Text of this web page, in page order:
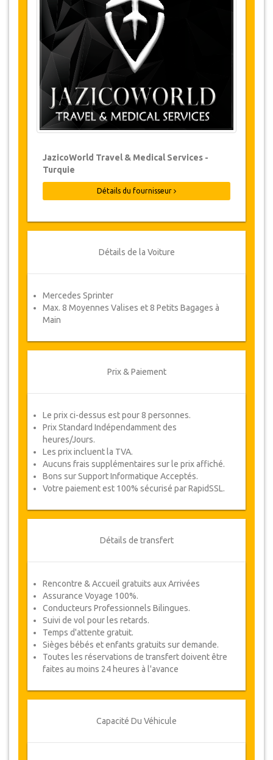
Les modifications de réservations peuvent
être possibles si l’avis est donné à temps.
Pour plus d'informations veuillez nous
contacter.
Pour toutes les annulations faites au
moins 24 heures à l’avance, il n‘y aura
pas de frais, même si la réservation a été
confirmée. L'annulation ne peut être faite
que par écrit en envoyant un courrier
électronique.
moins de 24 heures avant le transfert.
Dans de tels cas, les paiements sont non-
remboursables.
De temps en temps, JazicoWorld peut
ou un remboursement complet.
Une fois votre paiement effectué, vous serez
redirigé vers détails YourCard pour entrer vos
votre Coupon de service automatiquement.
JazicoWorld Travel & Medical Services -
Turquie
Détails du fournisseur
Détails de la Voiture
Mercedes Sprinter
Max. 8 Moyennes Valises et 8 Petits Bagages à
Main
Prix & Paiement
Le prix ci-dessus est pour 8 personnes.
Prix Standard Indépendamment des
heures/Jours.
Les prix incluent la TVA.
Aucuns frais supplémentaires sur le prix affiché.
Bons sur Support Informatique Acceptés.
Votre paiement est 100% sécurisé par RapidSSL.
Détails de transfert
Rencontre & Accueil gratuits aux Arrivées
Assurance Voyage 100%.
Conducteurs Professionnels Bilingues.
Suivi de vol pour les retards.
Temps d'attente gratuit.
Sièges bébés et enfants gratuits sur demande.
Toutes les réservations de transfert doivent être
faites au moins 24 heures à l'avance
Capacité Du Véhicule